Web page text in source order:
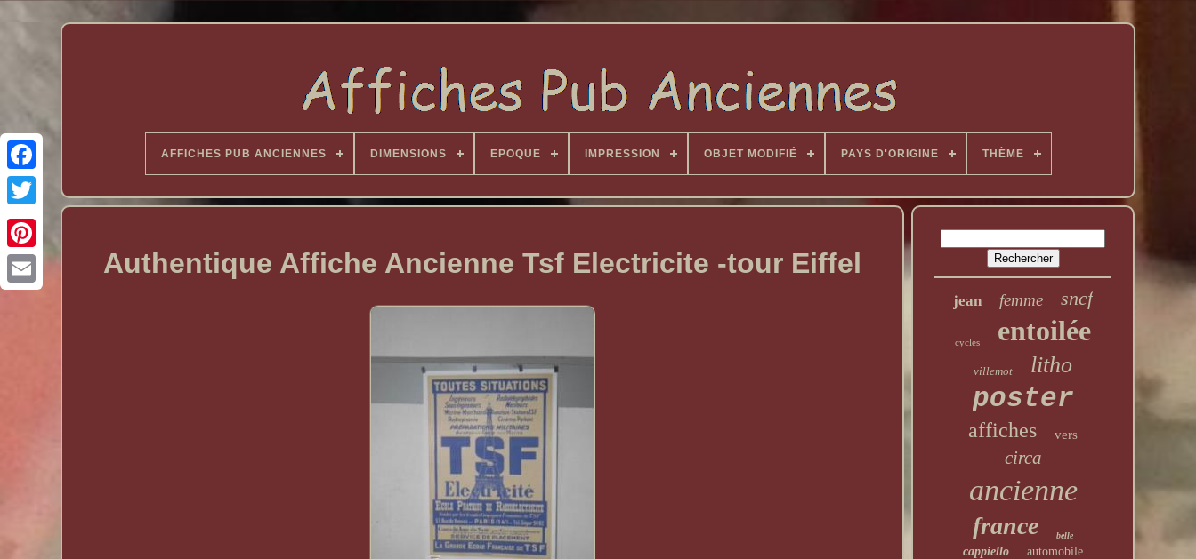
AFFICHES PUB ANCIENNES DIMENSIONS EPOQUE IMPRESSION OBJET MODIFIÉ PAYS D'ORIGINE THÈME
Authentique Affiche Ancienne Tsf Electricite -tour Eiffel
jean femme sncf
cycles entoilée
villemot litho
poster
affiches vers
circa
ancienne
france belle
cappiello automobile